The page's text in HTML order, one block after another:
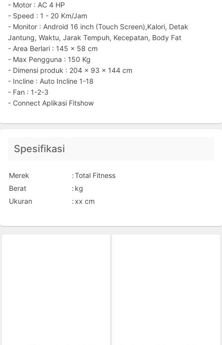
- Motor : AC 4 HP
- Speed : 1 - 20 Km/Jam
- Monitor : Android 16 inch (Touch Screen),Kalori, Detak
Jantung, Waktu, Jarak Tempuh, Kecepatan, Body Fat
- Area Berlari : 145 x 58 cm
- Max Pengguna : 150 Kg
- Dimensi produk : 204 x 93 x 144 cm
- Incline : Auto Incline 1-18
- Fan : 1-2-3
- Connect Aplikasi Fitshow
Spesifikasi
Merek :Total Fitness
Berat
: kg
Ukuran
:xx cm